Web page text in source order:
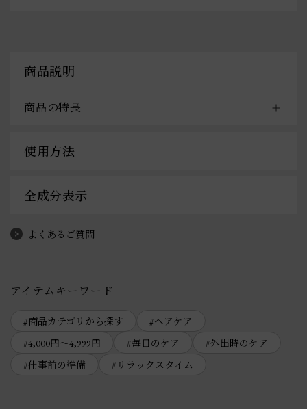
商品説明
商品の特長
使用方法
全成分表示
よくあるご質問
アイテムキーワード
商品カテゴリから探す
ヘアケア
4,000円～4,999円
毎日のケア
外出時のケア
仕事前の準備
リラックスタイム